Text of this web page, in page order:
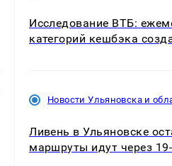
Исследование ВТБ:
категорий кешбэка
Новости Ульяновска и
Ливень в Ульяновске
маршруты идут через